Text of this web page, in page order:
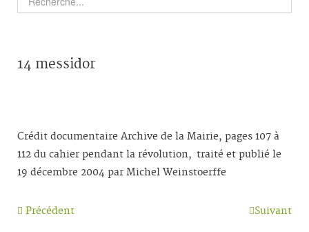
14 messidor
Crédit documentaire Archive de la Mairie, pages 107 à
112 du cahier pendant la révolution, traité et publié le
19 décembre 2004 par Michel Weinstoerffe
Précédent Suivant